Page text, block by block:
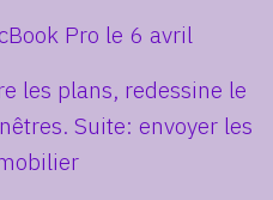
Pro le 6 avril
les plans, redessine le
Suite: envoyer les